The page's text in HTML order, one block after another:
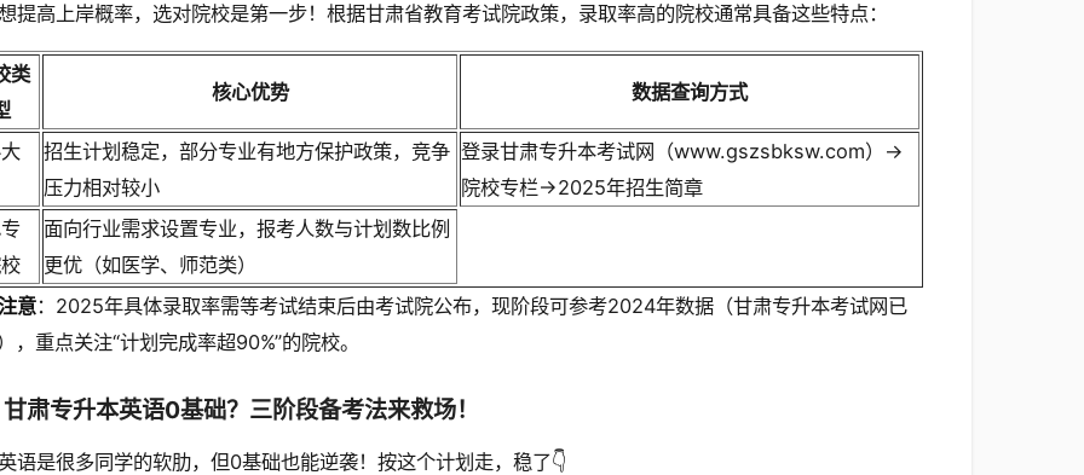
提高上岸概率，选对院校是第一步！根据甘肃省教育考试院政策，录取率高的院校通常具备这些特点：
类
核心优势 数据查询方式
招生计划稳定，部分专业有地方保护政策，竞争
压力相对较小
登录甘肃专升本考试网（www.gszsbksw.com）→
院校专栏→2025年招生简章
面向行业需求设置专业，报考人数与计划数比例
更优（如医学、师范类）
意：2025年具体录取率需等考试结束后由考试院公布，现阶段可参考2024年数据（甘肃专升本考试网已
，重点关注“计划完成率超90%”的院校。
肃专升本英语0基础？三阶段备考法来救场！
语是很多同学的软肋，但0基础也能逆袭！按这个计划走，稳了👇